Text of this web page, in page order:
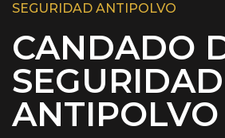
SEGURIDAD ANTIPOLVO
CANDADO
SEGURIDAD
ANTIPOLVO